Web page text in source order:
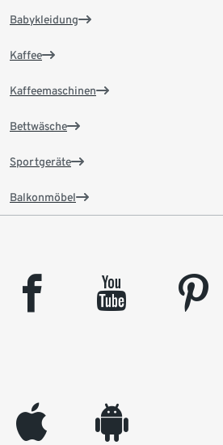
Babykleidung
Kaffee
Kaffeemaschinen
Bettwäsche
Sportgeräte
Balkonmöbel
facebook youtube pinterest
appleinc android